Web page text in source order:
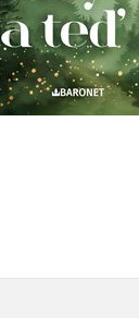
Do košíku
469 Kč
375 Kč